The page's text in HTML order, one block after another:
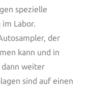
spezielle
Labor.
der
kann und in
weiter
sind auf einen